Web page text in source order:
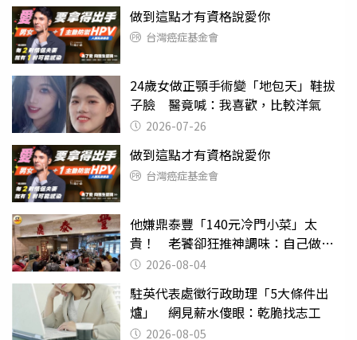
做到這點才有資格說愛你
台灣癌症基金會
24歲女做正顎手術變「地包天」鞋拔
子臉 醫竟喊：我喜歡，比較洋氣
2026-07-26
做到這點才有資格說愛你
台灣癌症基金會
他嫌鼎泰豐「140元冷門小菜」太
貴！ 老饕卻狂推神調味：自己做不
出來2026-08-04
駐英代表處徵行政助理「5大條件出
爐」 網見薪水傻眼：乾脆找志工
2026-08-05